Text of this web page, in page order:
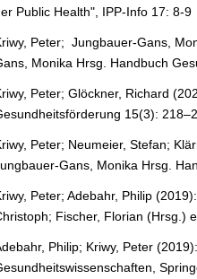
Public Health", IPP-Info 17: 8-9
Peter; Jungbauer-Gans,
Monika Hrsg. Handbuch
Peter; Glöckner, Richard
15(3):
Peter; Neumeier, Stefan;
Gans, Monika Hrsg.
Peter; Adebahr, Philip
Fischer, Florian (Hrsg.)
Philip; Kriwy, Peter